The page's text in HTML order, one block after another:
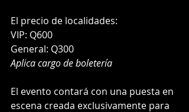
El precio de localidades:
VIP: Q600
General: Q300
Aplica cargo de boletería
El evento contará con una puesta en
escena creada exclusivamente para